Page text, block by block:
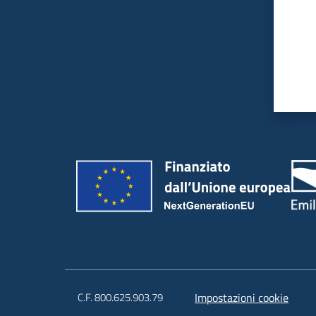
C.F. 800.625.903.79 Impostazioni cookie